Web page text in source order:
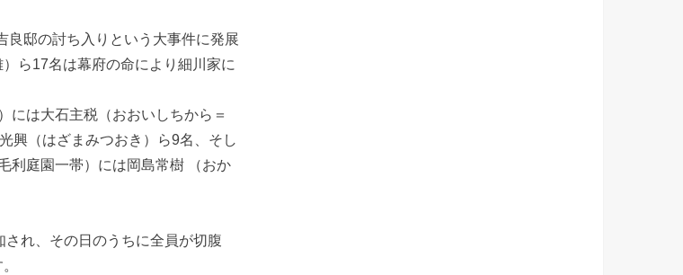
良邸の討ち入りという大事件に発展
ら17名は幕府の命により細川家に
には大石主税（おおいしちから＝
興（はざまみつおき）ら9名、そし
利庭園一帯）には岡島常樹 （おか
れ、その日のうちに全員が切腹